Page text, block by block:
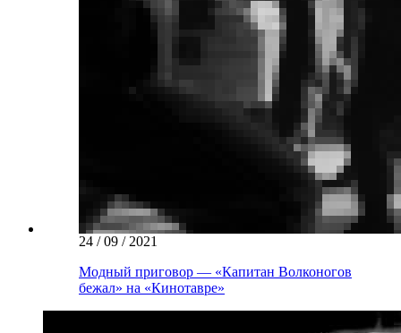
24 / 09 / 2021
Модный приговор — «Капитан Волконогов
бежал» на «Кинотавре»